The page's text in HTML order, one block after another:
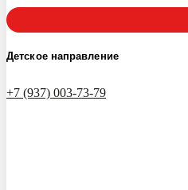
Детское направление
+7 (937) 003-73-79